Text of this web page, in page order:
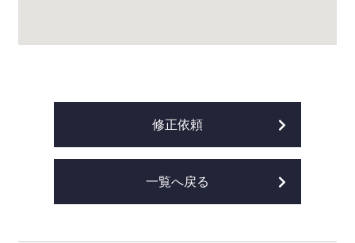
修正依頼
一覧へ戻る